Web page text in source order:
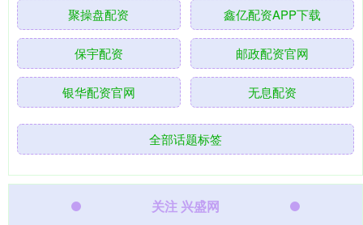
聚操盘配资 鑫亿配资APP下载
保宇配资 邮政配资官网
银华配资官网 无息配资
全部话题标签
关注 兴盛网